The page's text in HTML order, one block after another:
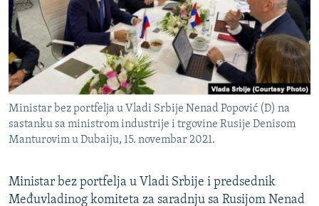
ISPRIČAJ MI
DNEVNO@RSE
SPECIJALI RSE
VIŠE OD NASLOVA
GENOCID U SREBRENICI
POPLAVE I KLIZIŠTA U BIH 2024.
POST SCRIPTUM
PRATITE NAS
Ministar bez portfelja u Vladi Srbije Nenad Popović (D) na
sastanku sa ministrom industrije i trgovine Rusije Denisom
Manturovim u Dubaiju, 15. novembar 2021.
Ministar bez portfelja u Vladi Srbije i predsednik
Međuvladinog komiteta za saradnju sa Rusijom Nenad